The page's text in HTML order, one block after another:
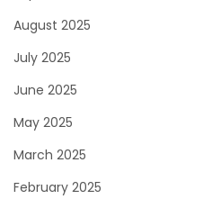
August 2025
July 2025
June 2025
May 2025
March 2025
February 2025